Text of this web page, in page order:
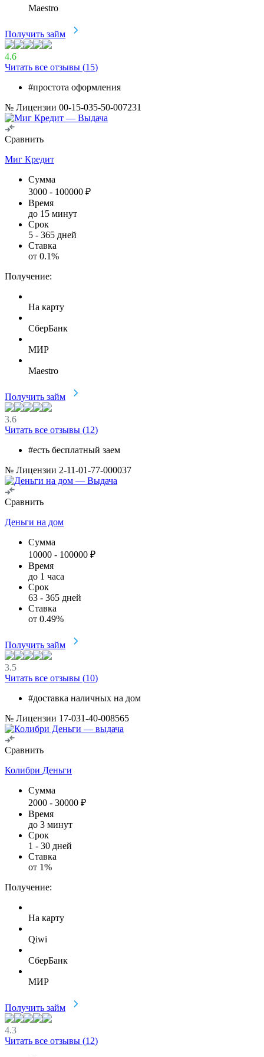
Maestro
Получить займ
4.6
Читать все отзывы (15)
#простота оформления
№ Лицензии 00-15-035-50-007231
Сравнить
Миг Кредит
Сумма
3000 - 100000 ₽
Время
до 15 минут
Срок
5 - 365 дней
Ставка
от 0.1%
Получение:
На карту
СберБанк
МИР
Maestro
Получить займ
3.6
Читать все отзывы (12)
#есть бесплатный заем
№ Лицензии 2-11-01-77-000037
Сравнить
Деньги на дом
Сумма
10000 - 100000 ₽
Время
до 1 часа
Срок
63 - 365 дней
Ставка
от 0.49%
Получить займ
3.5
Читать все отзывы (10)
#доставка наличных на дом
№ Лицензии 17-031-40-008565
Сравнить
Колибри Деньги
Сумма
2000 - 30000 ₽
Время
до 3 минут
Срок
1 - 30 дней
Ставка
от 1%
Получение:
На карту
Qiwi
СберБанк
МИР
Получить займ
4.3
Читать все отзывы (12)